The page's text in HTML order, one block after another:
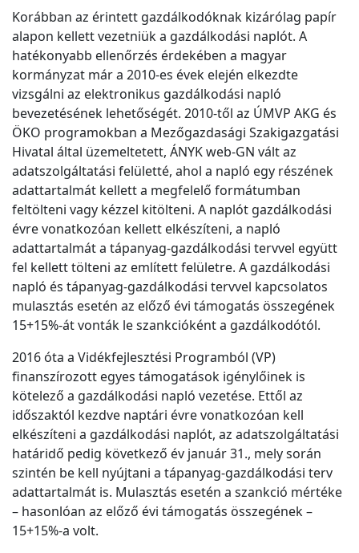
Korábban az érintett gazdálkodóknak kizárólag papír
alapon kellett vezetniük a gazdálkodási naplót. A
hatékonyabb ellenőrzés érdekében a magyar
kormányzat már a 2010-es évek elején elkezdte
vizsgálni az elektronikus gazdálkodási napló
bevezetésének lehetőségét. 2010-től az ÚMVP AKG és
ÖKO programokban a Mezőgazdasági Szakigazgatási
Hivatal által üzemeltetett, ÁNYK web-GN vált az
adatszolgáltatási felületté, ahol a napló egy részének
adattartalmát kellett a megfelelő formátumban
feltölteni vagy kézzel kitölteni. A naplót gazdálkodási
évre vonatkozóan kellett elkészíteni, a napló
adattartalmát a tápanyag-gazdálkodási tervvel együtt
fel kellett tölteni az említett felületre. A gazdálkodási
napló és tápanyag-gazdálkodási tervvel kapcsolatos
mulasztás esetén az előző évi támogatás összegének
15+15%-át vonták le szankcióként a gazdálkodótól.
2016 óta a Vidékfejlesztési Programból (VP)
finanszírozott egyes támogatások igénylőinek is
kötelező a gazdálkodási napló vezetése. Ettől az
időszaktól kezdve naptári évre vonatkozóan kell
elkészíteni a gazdálkodási naplót, az adatszolgáltatási
határidő pedig következő év január 31., mely során
szintén be kell nyújtani a tápanyag-gazdálkodási terv
adattartalmát is. Mulasztás esetén a szankció mértéke
– hasonlóan az előző évi támogatás összegének –
15+15%-a volt.